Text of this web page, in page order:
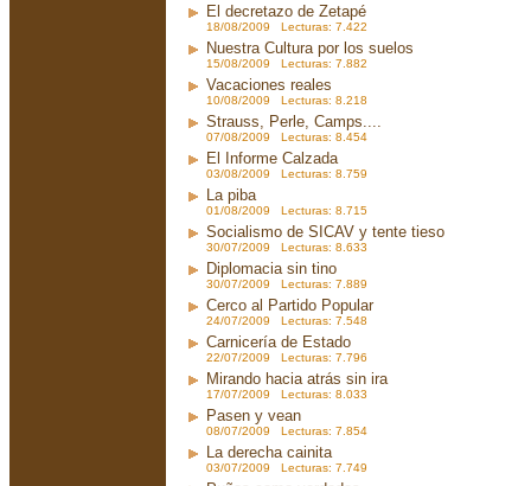
El decretazo de Zetapé
18/08/2009 Lecturas: 7.422
Nuestra Cultura por los suelos
15/08/2009 Lecturas: 7.882
Vacaciones reales
10/08/2009 Lecturas: 8.218
Strauss, Perle, Camps....
07/08/2009 Lecturas: 8.454
El Informe Calzada
03/08/2009 Lecturas: 8.759
La piba
01/08/2009 Lecturas: 8.715
Socialismo de SICAV y tente tieso
30/07/2009 Lecturas: 8.633
Diplomacia sin tino
30/07/2009 Lecturas: 7.889
Cerco al Partido Popular
24/07/2009 Lecturas: 7.548
Carnicería de Estado
22/07/2009 Lecturas: 7.796
Mirando hacia atrás sin ira
17/07/2009 Lecturas: 8.033
Pasen y vean
08/07/2009 Lecturas: 7.854
La derecha cainita
03/07/2009 Lecturas: 7.749